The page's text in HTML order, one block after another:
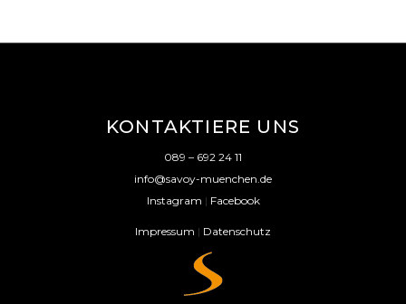
KONTAKTIERE UNS
089 – 692 24 11
info@savoy-muenchen.de
Instagram | Facebook
Impressum | Datenschutz